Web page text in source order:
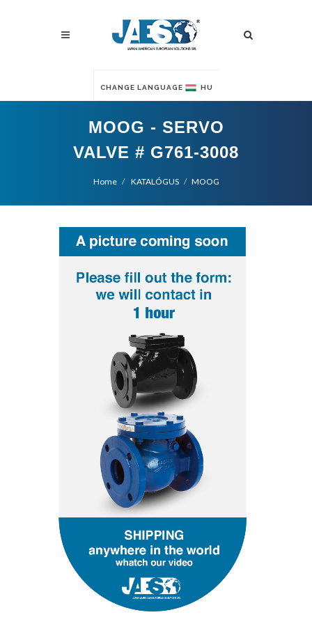
CHANGE LANGUAGE HU
MOOG - SERVO
VALVE # G761-3008
Home KATALÓGUS MOOG